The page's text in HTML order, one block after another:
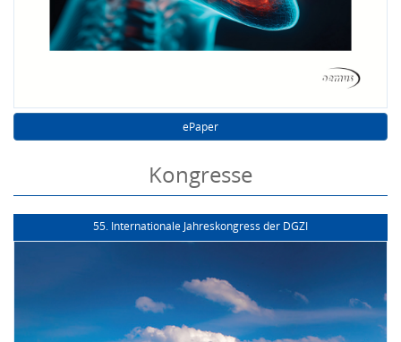
ePaper
Kongresse
55. Internationale Jahreskongress der DGZI